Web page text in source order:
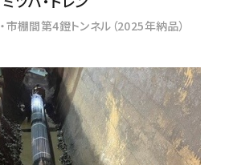
棚間第4鐙トンネル（2025年納品）